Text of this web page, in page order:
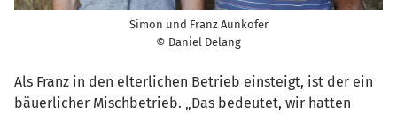
Simon und Franz Aunkofer
© Daniel Delang
Als Franz in den elterlichen Betrieb einsteigt, ist der ein
bäuerlicher Mischbetrieb. „Das bedeutet, wir hatten